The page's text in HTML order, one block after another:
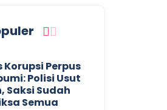
Korupsi Perpus
Polisi Usut
Saksi Sudah
Semua